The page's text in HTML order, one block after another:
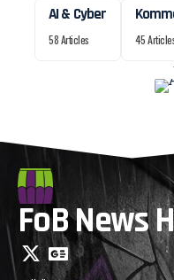
AI & Cyber
58 Articles 45
FoB News